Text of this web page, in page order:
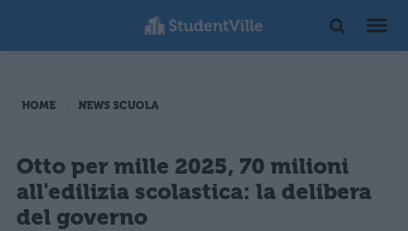
HOME NEWS SCUOLA
Otto per mille 2025, 70 milioni
all'edilizia scolastica: la delibera
del governo